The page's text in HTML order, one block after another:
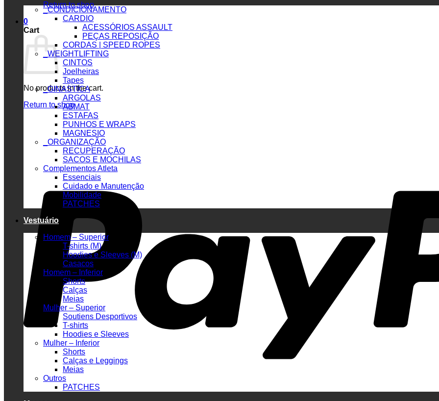
Return to shop
0
Cart
No products in the cart.
Return to shop
_CONDICIONAMENTO
CARDIO
ACESSÓRIOS ASSAULT
PEÇAS REPOSIÇÃO
CORDAS | SPEED ROPES
_WEIGHTLIFTING
CINTOS
Joelheiras
Tapes
_GINASTICA
ARGOLAS
ABMAT
ESTAFAS
PUNHOS E WRAPS
MAGNESIO
_ORGANIZAÇÃO
RECUPERAÇÃO
SACOS E MOCHILAS
Complementos Atleta
Essenciais
Cuidado e Manutenção
Mobilidade
PATCHES
Vestuário
Homem – Superior
T-shirts (M)
Hoodies e Sleeves (M)
Casacos
Homem – Inferior
Shorts
Calças
Meias
Mulher – Superior
Soutiens Desportivos
T-shirts
Hoodies e Sleeves
Mulher – Inferior
Shorts
Calças e Leggings
Meias
Outros
PATCHES